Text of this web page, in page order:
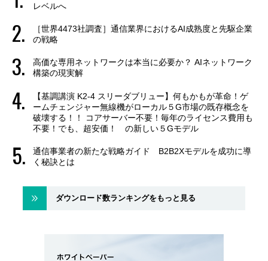
レベルへ
［世界4473社調査］通信業界におけるAI成熟度と先駆企業
の戦略
高価な専用ネットワークは本当に必要か？ AIネットワーク
構築の現実解
【基調講演 K2-4 スリーダブリュー】何もかもが革命！ゲ
ームチェンジャー無線機がローカル５G市場の既存概念を
破壊する！！ コアサーバー不要！毎年のライセンス費用も
不要！でも、超安価！ の新しい５Gモデル
通信事業者の新たな戦略ガイド B2B2Xモデルを成功に導
く秘訣とは
ダウンロード数ランキングをもっと見る